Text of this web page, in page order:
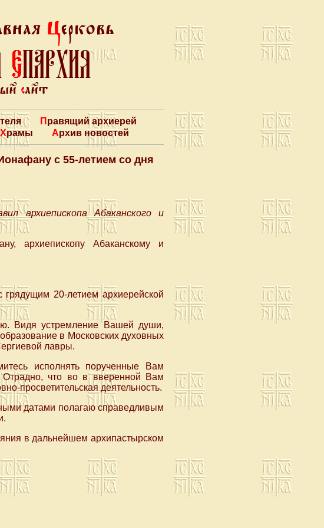
Правящий архиерей
Храмы Архив новостей
с 55-летием со дня
архиепископа Абаканского и
архиепископу Абаканскому и
20-летием архиерейской
Видя устремление Вашей души,
в Московских духовных
лавры.
исполнять порученные Вам
Отрадно, что во в вверенной Вам
просветительская деятельность.
датами полагаю справедливым
в дальнейшем архипастырском